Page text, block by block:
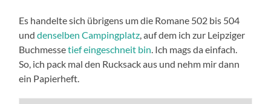
Es handelte sich übrigens um die Romane 502 bis 504
unddenselben Campingplatz , auf dem ich zur Leipziger
Buchmessetief eingeschneit bin . Ich mags da einfach.
So, ich pack mal den Rucksack aus und nehm mir dann
ein Papierheft.